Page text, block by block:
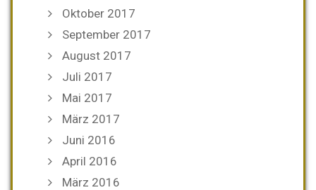
Oktober 2017
September 2017
August 2017
Juli 2017
Mai 2017
März 2017
Juni 2016
April 2016
März 2016